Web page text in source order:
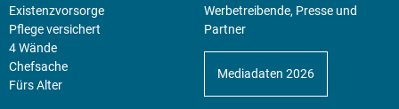
Existenz­vorsorge
Pflege versichert
4 Wände
Chefsache
Fürs Alter
Werbetreibende, Presse und
Partner
Mediadaten 2026